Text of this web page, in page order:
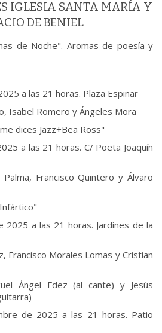
IGLESIA SANTA MARÍA Y
DE BENIEL
de Noche". Aromas de poesía y
a las 21 horas. Plaza Espinar
Isabel Romero y Ángeles Mora
dices Jazz+Bea Ross"
a las 21 horas. C/ Poeta Joaquín
Palma, Francisco Quintero y Álvaro
2025 a las 21 horas. Jardines de la
Francisco Morales Lomas y Cristian
Ángel Fdez (al cante) y Jesús
de 2025 a las 21 horas. Patio